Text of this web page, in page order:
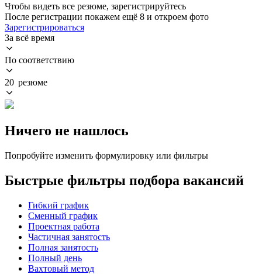
Чтобы видеть все резюме, зарегистрируйтесь
После регистрации покажем ещё 8 и откроем фото
Зарегистрироваться
За всё время
По соответствию
20 резюме
Ничего не нашлось
Попробуйте изменить формулировку или фильтры
Быстрые фильтры подбора вакансий
Гибкий график
Сменный график
Проектная работа
Частичная занятость
Полная занятость
Полный день
Вахтовый метод